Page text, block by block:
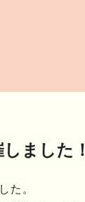
ました！
た。